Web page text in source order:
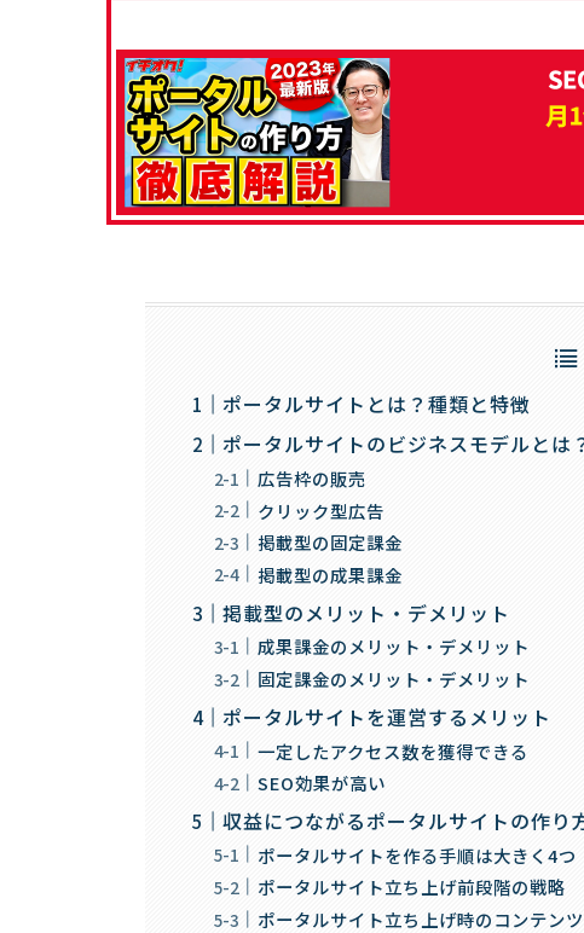
ポータルサイトとは？種類と特徴
ポータルサイトのビジネスモデルとは
広告枠の販売
クリック型広告
掲載型の固定課金
掲載型の成果課金
掲載型のメリット・デメリット
成果課金のメリット・デメリット
固定課金のメリット・デメリット
ポータルサイトを運営するメリット
一定したアクセス数を獲得できる
SEO効果が高い
収益につながるポータルサイトの作り
ポータルサイトを作る手順は大きく4つ
ポータルサイト立ち上げ前段階の戦略
ポータルサイト立ち上げ時のコンテン